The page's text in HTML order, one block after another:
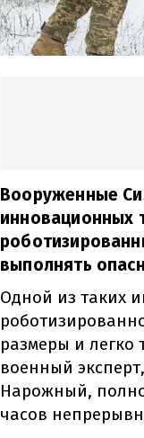
Вооруженные
инновационных
выполнять
Одной из таких
размеры и легко
военный
Нарожный,
часов